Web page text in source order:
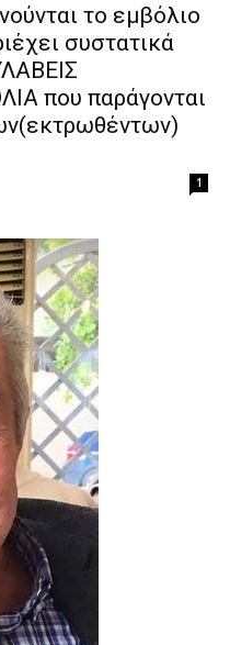
το εμβόλιο
συστατικά
που παράγονται
1